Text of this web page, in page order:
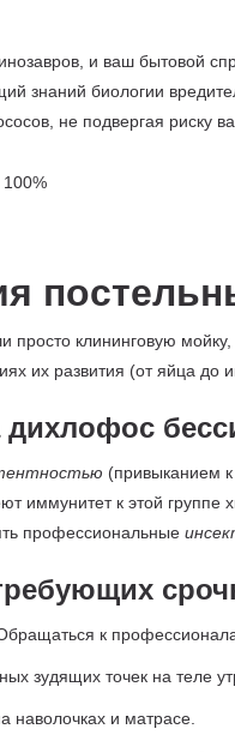
и ваш бытовой
знаний биологии
не подвергая риску
просто клининговую
их развития (от яйца до
(привыканием
иммунитет к этой
профессиональные
к
зудящих точек на теле
наволочках и матрасе.